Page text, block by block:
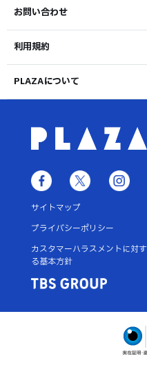
お問い合わせ
利用規約
PLAZAについて
サイトマップ
プライバシーポリシー
カスタマーハラスメントに対す
る基本方針